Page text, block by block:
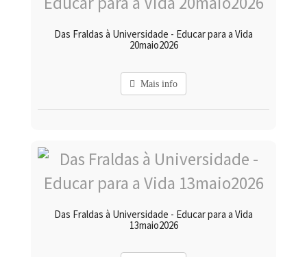
Das Fraldas à Universidade - Educar para a Vida
20maio2026
Mais info
Das Fraldas à Universidade - Educar para a Vida
13maio2026